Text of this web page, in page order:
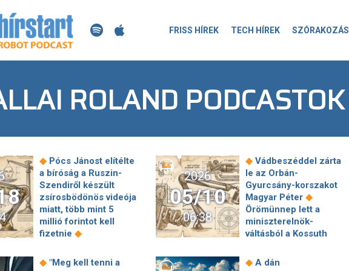
FRISS HÍREK TECH HÍREK SZÓRAKOZÁS
ROLAND PODCASTOK
◆ Pócs Jánost elítélte
a bíróság a Ruszin-
Szendiről készült
zsírosbödönös videója
miatt, több mint 5
millió forintot kell
fizetnie ◆
Strasbourg egyetlen
2026
05/10
06:38
◆ Vádbeszéddel zárta
le az Orbán-
Gyurcsány-korszakot
Magyar Péter ◆
Örömünnep lett a
miniszterelnök-
váltásból a Kossuth
a százezres tömegnek
◆ "Meg kell tenni a
◆ A dán